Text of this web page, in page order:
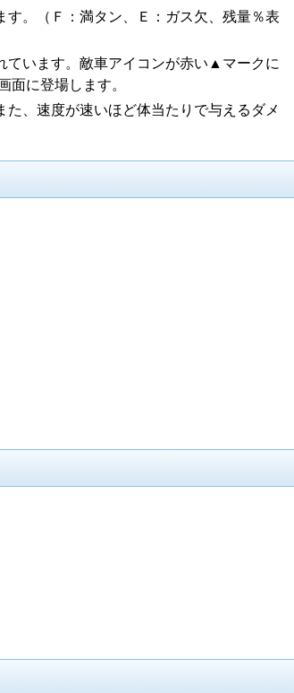
。（Ｆ：満タン、Ｅ：ガス欠、残量％表
ています。敵車アイコンが赤い▲マークに
に登場します。
、速度が速いほど体当たりで与えるダメ